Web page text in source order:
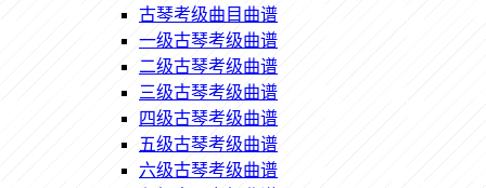
古琴考级曲目曲谱
一级古琴考级曲谱
二级古琴考级曲谱
三级古琴考级曲谱
四级古琴考级曲谱
五级古琴考级曲谱
六级古琴考级曲谱